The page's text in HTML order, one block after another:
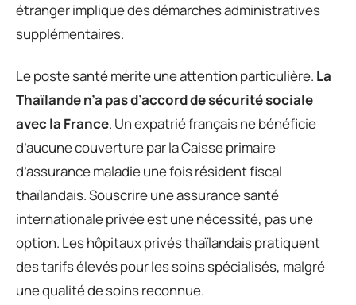
étranger implique des démarches administratives
supplémentaires.
Le poste santé mérite une attention particulière. La
Thaïlande n’a pas d’accord de sécurité sociale
avec la France. Un expatrié français ne bénéficie
d’aucune couverture par la Caisse primaire
d’assurance maladie une fois résident fiscal
thaïlandais. Souscrire une assurance santé
internationale privée est une nécessité, pas une
option. Les hôpitaux privés thaïlandais pratiquent
des tarifs élevés pour les soins spécialisés, malgré
une qualité de soins reconnue.